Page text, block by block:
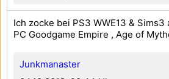
Junkmanaster
Ich zocke bei PS3 WWE13 & Sims3
PC Goodgame Empire , Age of